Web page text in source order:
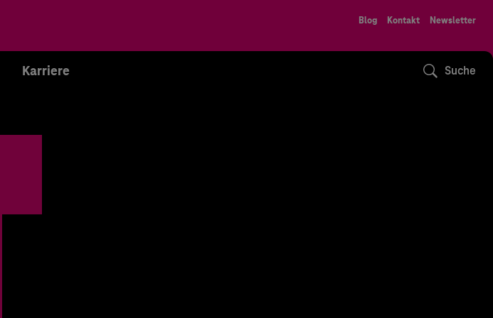
Blog Kontakt Newsletter
Karriere Suche